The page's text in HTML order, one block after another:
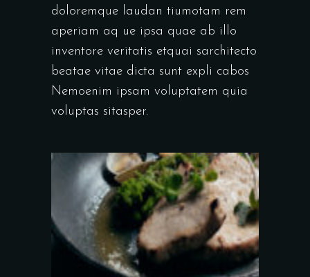
doloremque laudan tiumotam rem
aperiam aq ue ipsa quae ab illo
inventore veritatis etquai sarchitecto
beatae vitae dicta sunt expli cabos
Nemoenim ipsam voluptatem quia
voluptas sitasper.